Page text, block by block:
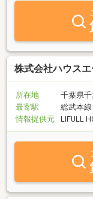
株式会社ハウス
所在地
千葉県
最寄駅
総武本
情報提供元
LIFULL